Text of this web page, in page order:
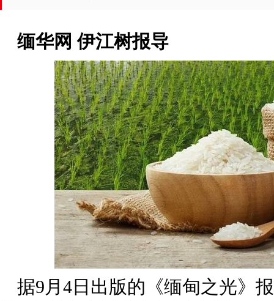
缅华网 伊江树报导
据9月4日出版的《缅甸之光》